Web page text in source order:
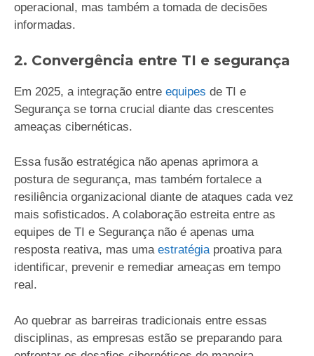
operacional, mas também a tomada de decisões
informadas.
2. Convergência entre TI e segurança
Em 2025, a integração entre equipes de TI e
Segurança se torna crucial diante das crescentes
ameaças cibernéticas.
Essa fusão estratégica não apenas aprimora a
postura de segurança, mas também fortalece a
resiliência organizacional diante de ataques cada vez
mais sofisticados. A colaboração estreita entre as
equipes de TI e Segurança não é apenas uma
resposta reativa, mas umaestratégiaproativa para
identificar, prevenir e remediar ameaças em tempo
real.
Ao quebrar as barreiras tradicionais entre essas
disciplinas, as empresas estão se preparando para